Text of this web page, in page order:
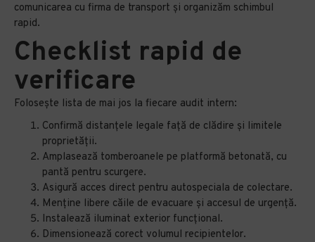
comunicarea cu firma de transport și organizăm schimbul
rapid.
Checklist rapid de
verificare
Folosește lista de mai jos la fiecare audit intern:
Confirmă distanțele legale față de clădire și limitele
proprietății.
Amplasează tomberoanele pe platformă betonată, cu
pantă pentru scurgere.
Asigură acces direct pentru autospeciala de colectare.
Menține libere căile de evacuare și accesul de urgență.
Instalează iluminat exterior funcțional.
Dimensionează corect volumul recipientelor.